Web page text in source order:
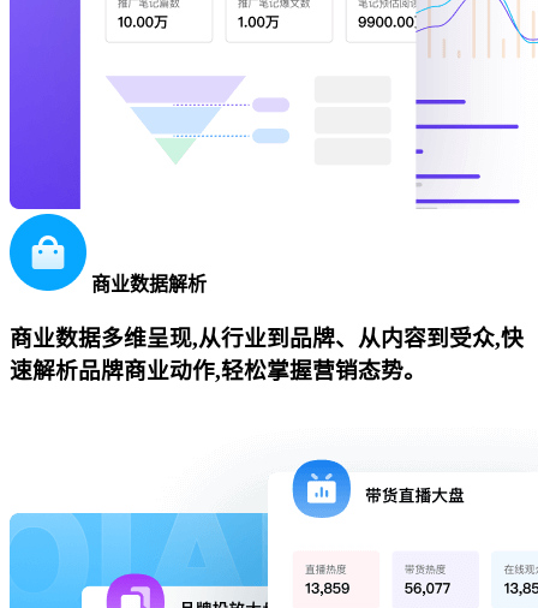
商业数据解析
商业数据多维呈现,从行业到品牌、从内容到受众,快
速解析品牌商业动作,轻松掌握营销态势。